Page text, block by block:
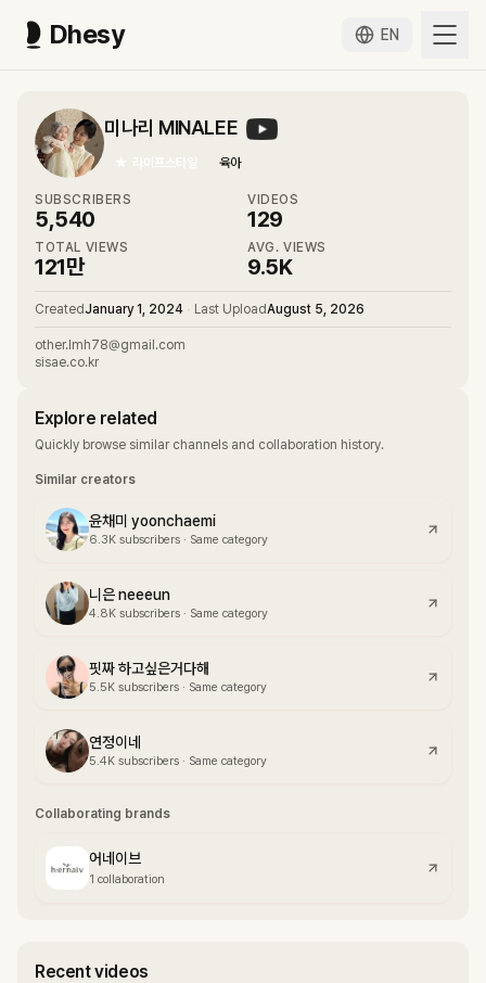
Dhesy EN
미나리 MINALEE
★ 라이프스타일 육아
SUBSCRIBERS
5,540
VIDEOS
129
TOTAL VIEWS
121만
AVG. VIEWS
9.5K
Created January 1, 2024 Last UploadAugust 5, 2026
other.lmh78@gmail.com
sisae.co.kr
Explore related
Quickly browse similar channels and collaboration history.
Similar creators
윤채미 yoonchaemi
6.3K subscribers · Same category
니은 neeeun
4.8K subscribers · Same category
핏짜 하고싶은거다해
5.5K subscribers · Same category
연정이네
5.4K subscribers · Same category
Collaborating brands
어네이브
1 collaboration
Recent videos